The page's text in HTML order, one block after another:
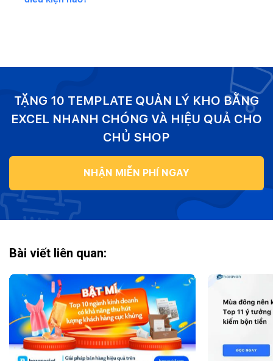
TẶNG 10 TEMPLATE QUẢN LÝ KHO BẰNG
EXCEL NHANH CHÓNG VÀ HIỆU QUẢ CHO
CHỦ SHOP
NHẬN MIỄN PHÍ NGAY
Bài viết liên quan: